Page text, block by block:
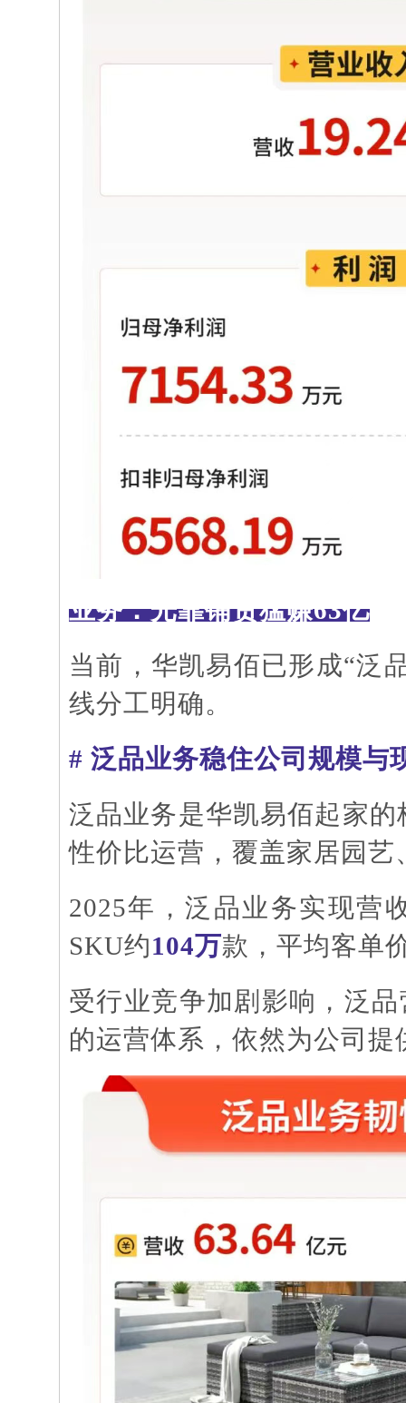
业务：光靠铺货猛赚63亿
当前，华凯易佰已形成“泛
线分工明确。
# 泛品业务稳住公司规模与
泛品业务是华凯易佰起家
性价比运营，覆盖家居园
2025年，泛品业务实现营
SKU约104万款，平均客单
受行业竞争加剧影响，泛
的运营体系，依然为公司